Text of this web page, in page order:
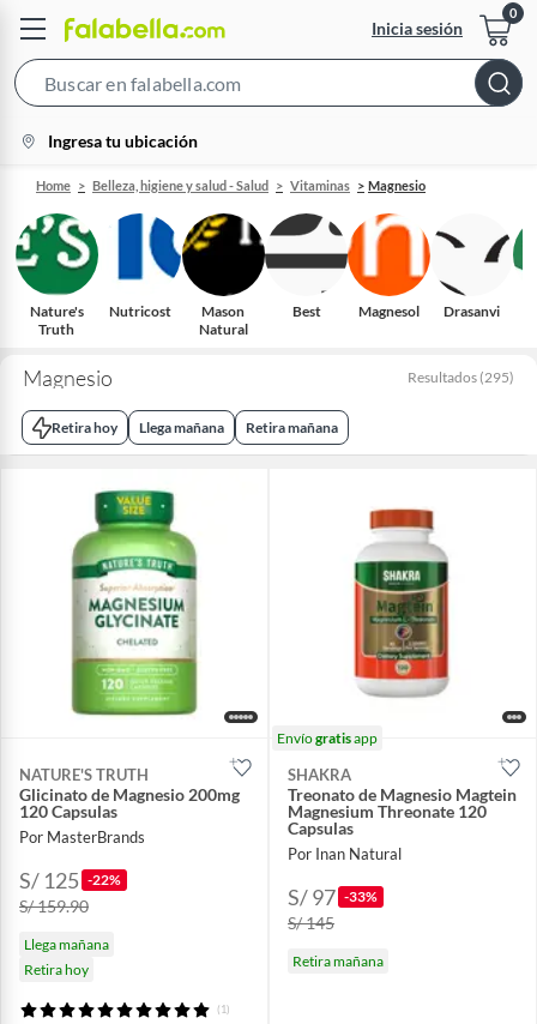
Inicia sesión
Bar
location-
icon
Ingresa tu ubicación
Home Belleza, higiene y salud - Salud Vitaminas Magnesio
Nature's
Truth
Nutricost
Mason
Natural
Best Magnesol Drasanvi
Magnesio Resultados (295)
Retira hoy Llega mañana Retira mañana
NATURE'S TRUTH
Glicinato de Magnesio 200mg
120 Capsulas
Por MasterBrands
S/ 125 -22%
S/ 159.90
Llega mañana
Retira hoy
(1)
Envíogratisapp
SHAKRA
Treonato de Magnesio Magtein
Magnesium Threonate 120
Capsulas
Por Inan Natural
S/ 97 -33%
S/ 145
Retira mañana